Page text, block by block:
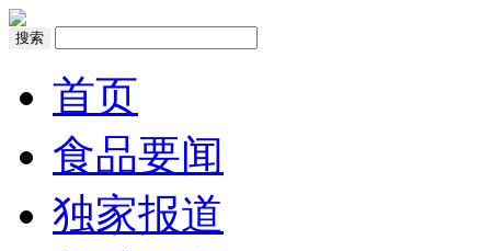
搜索
首页
食品要闻
独家报道